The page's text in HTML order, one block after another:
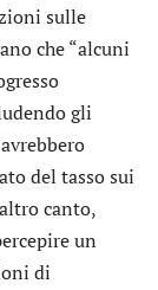
sulle
che “alcuni
gli
del tasso sui
canto,
un
di